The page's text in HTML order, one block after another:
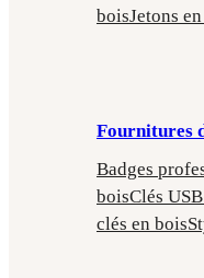
boisJetons
Fournitures
Badges
boisClés
clés en bois